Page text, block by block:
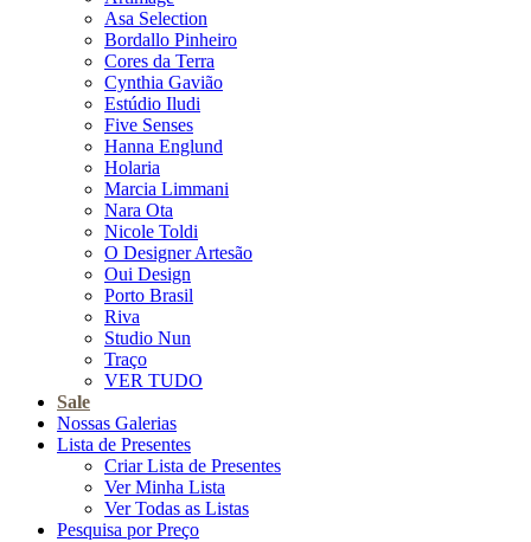
Asa Selection
Bordallo Pinheiro
Cores da Terra
Cynthia Gavião
Estúdio Iludi
Five Senses
Hanna Englund
Holaria
Marcia Limmani
Nara Ota
Nicole Toldi
O Designer Artesão
Oui Design
Porto Brasil
Riva
Studio Nun
Traço
VER TUDO
Sale
Nossas Galerias
Lista de Presentes
Criar Lista de Presentes
Ver Minha Lista
Ver Todas as Listas
Pesquisa por Preço